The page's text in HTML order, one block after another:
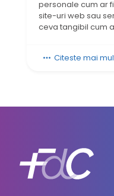
personale cum ar
site-uri web sau
ceva tangibil cum
Citeste mai